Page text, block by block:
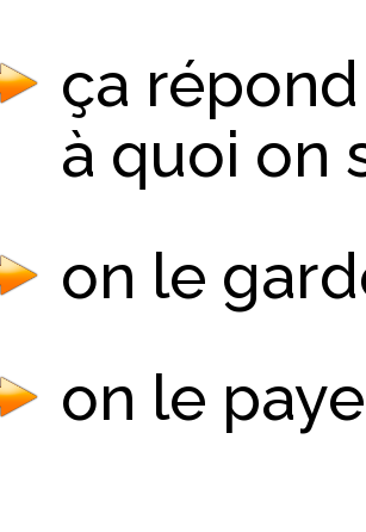
ça
à quoi on
on le
on le